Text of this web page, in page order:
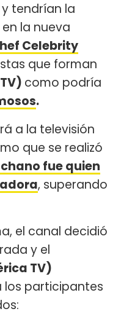
tendrían la
la nueva
Celebrity
que forman
como podría
.
a la televisión
que se realizó
fue quien
, superando
el canal decidió
y el
TV)
los participantes